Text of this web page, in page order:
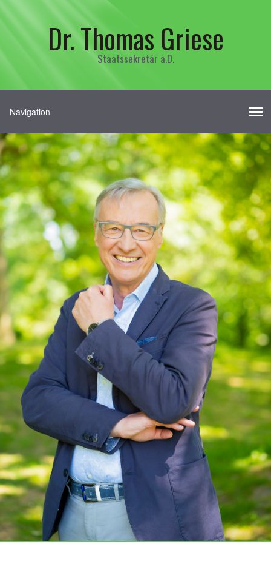
Dr. Thomas Griese
Staatssekretär a.D.